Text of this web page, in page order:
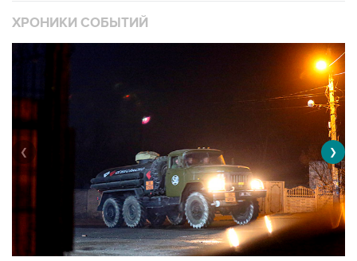
ХРОНИКИ СОБЫТИЙ
❮ ❯